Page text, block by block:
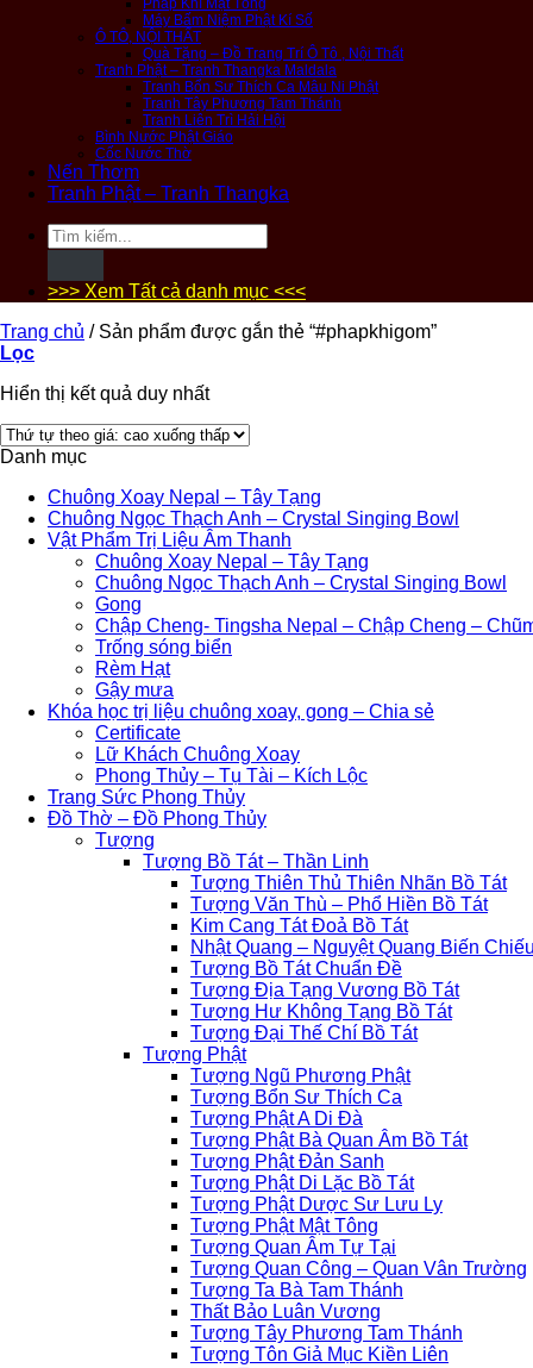
Pháp Khí Mật Tông
Máy Bấm Niệm Phật Kí Số
Ô TÔ, NỘI THẤT
Quà Tặng – Đồ Trang Trí Ô Tô , Nội Thất
Tranh Phật – Tranh Thangka Maldala
Tranh Bổn Sư Thích Ca Mâu Ni Phật
Tranh Tây Phương Tam Thánh
Tranh Liên Trì Hải Hội
Bình Nước Phật Giáo
Cốc Nước Thờ
Nến Thơm
Tranh Phật – Tranh Thangka
Tìm
kiếm:
>>> Xem Tất cả danh mục <<<
Trang chủ /Sản phẩm được gắn thẻ “#phapkhigom”
Lọc
Hiển thị kết quả duy nhất
Danh mục
Chuông Xoay Nepal – Tây Tạng
Chuông Ngọc Thạch Anh – Crystal Singing Bowl
Vật Phẩm Trị Liệu Âm Thanh
Chuông Xoay Nepal – Tây Tạng
Chuông Ngọc Thạch Anh – Crystal Singing Bowl
Gong
Chập Cheng- Tingsha Nepal – Chập Cheng –
Trống sóng biển
Rèm Hạt
Gậy mưa
Khóa học trị liệu chuông xoay, gong – Chia sẻ
Certificate
Lữ Khách Chuông Xoay
Phong Thủy – Tụ Tài – Kích Lộc
Trang Sức Phong Thủy
Đồ Thờ – Đồ Phong Thủy
Tượng
Tượng Bồ Tát – Thần Linh
Tượng Thiên Thủ Thiên Nhãn Bồ Tát
Tượng Văn Thù – Phổ Hiền Bồ Tát
Kim Cang Tát Đoả Bồ Tát
Nhật Quang – Nguyệt Quang Biến
Tượng Bồ Tát Chuẩn Đề
Tượng Địa Tạng Vương Bồ Tát
Tượng Hư Không Tạng Bồ Tát
Tượng Đại Thế Chí Bồ Tát
Tượng Phật
Tượng Ngũ Phương Phật
Tượng Bổn Sư Thích Ca
Tượng Phật A Di Đà
Tượng Phật Bà Quan Âm Bồ Tát
Tượng Phật Đản Sanh
Tượng Phật Di Lặc Bồ Tát
Tượng Phật Dược Sư Lưu Ly
Tượng Phật Mật Tông
Tượng Quan Âm Tự Tại
Tượng Quan Công – Quan Vân Trường
Tượng Ta Bà Tam Thánh
Thất Bảo Luân Vương
Tượng Tây Phương Tam Thánh
Tượng Tôn Giả Mục Kiền Liên